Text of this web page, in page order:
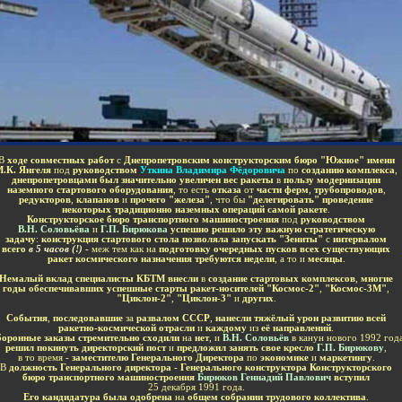
ходе совместных работс Днепропетровским конструкторским бюро "Южное" имени
Янгеля под руководством Уткина Владимира Фёдоровича по созданию комплекса
днепропетровцами был значительно увеличен вес ракеты в пользу модернизации
наземного стартового оборудования, то естьотказа от части ферм трубопроводов,
редукторов клапанов и прочего "железа" , что бы "делегировать" проведение
некоторых традиционно наземных операций самой ракете
Конструкторское бюро транспортного машиностроения под руководством
В.Н. Соловьёва и Г.П. Бирюкова успешно решило эту важную стратегическую
задачу: конструкция стартового стола позволяла запускать "Зениты" с интервалом
всего в 5 часов (!) - меж тем как на подготовку очередных пусков всех существующих
ракет космического назначения требуются недели, а то и месяцы.
Немалый вклад специалисты КБТМ внесли в создание стартовых комплексов многие
годы обеспечивавших успешные старты ракет-носителей "Космос-2"
"Космос-3М"
"Циклон-2"
"Циклон-3" и других
События последовавшие за развалом СССР нанесли тяжёлый урон развитию всей
ракетно-космической отрасли и каждому из её направлений
заказы стремительно сходили на нет, и В.Н. Соловьёв в канун нового 1992
решил покинуть директорский пости предложил занять свое кресло Г.П. Бирюкову
в то время - заместителю Генерального Директора по экономике имаркетингу.
В должность Генерального директора - Генерального конструктора Конструкторского
бюро транспортного машиностроения Бирюков Геннадий Павлович вступил
25 декабря 1991 года.
Его кандидатура была одобрена на общем собрании трудового коллектива